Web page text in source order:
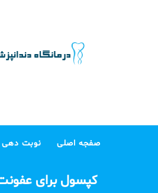
صفجه اصلی نوبت دهی
کپسول برای